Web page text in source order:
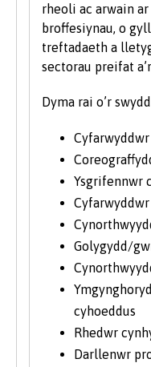
Rydym hefyd yn
ddysgwyr hŷn
a/neu brofiad
cymhelliant a'r
fyfyrwyr hŷn bob
wybodaeth am
i’n hadran
rheoli ac arwain
broffesiynau, o
treftadaeth a
sectorau preifat
Dyma rai o’r
Ysgrifennwr
Golygydd/
cyhoeddus
Rhedwr
Darllenwr